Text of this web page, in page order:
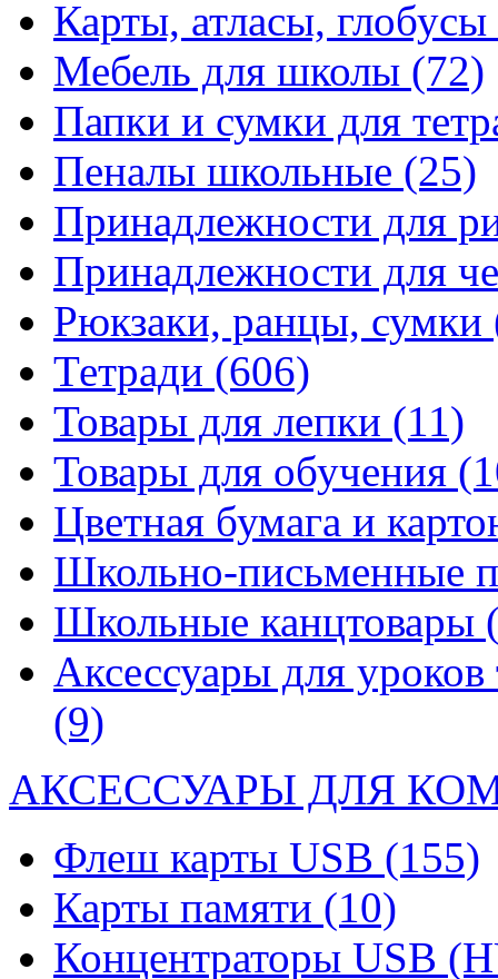
Карты, атласы, глобусы
Мебель для школы (72)
Папки и сумки для
Пеналы школьные (25)
Принадлежности для
Принадлежности для
Рюкзаки, ранцы, сумки
Тетради (606)
Товары для лепки (11)
Товары для обучения
Цветная бумага и
Школьно-письменные
Школьные канцтовары
Аксессуары для уроков
(9)
АКСЕССУАРЫ ДЛЯ
Флеш карты USB (155)
Карты памяти (10)
Концентраторы USB